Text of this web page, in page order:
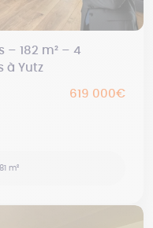
– 182 m² – 4
à Yutz
619 000€
m²